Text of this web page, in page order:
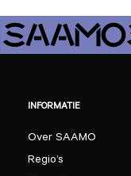
INFORMATIE
Over SAAMO
Regio’s